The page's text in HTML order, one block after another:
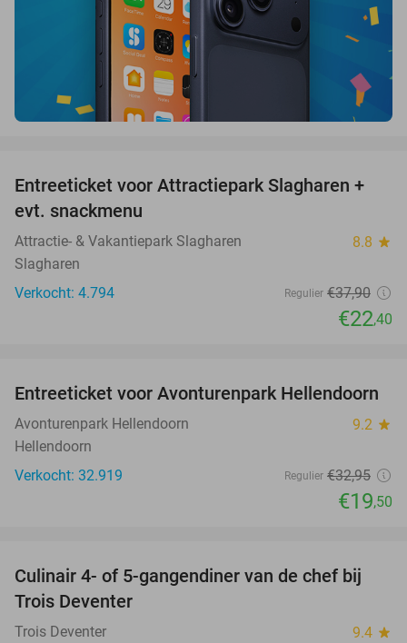
41%
Entreeticket voor Attractiepark Slagharen +
evt. snackmenu
Attractie- & Vakantiepark Slagharen 8.8 star
Slagharen
Verkocht: 4.794
Regulier €37,90
€22,40
41%
Entreeticket voor Avonturenpark Hellendoorn
Avonturenpark Hellendoorn 9.2 star
Hellendoorn
Verkocht: 32.919
Regulier €32,95
€19,50
39%
TODAY
Culinair 4- of 5-gangendiner van de chef bij
Trois Deventer
Trois Deventer 9.4 star